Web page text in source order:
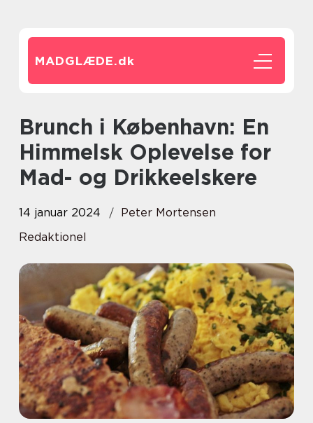
MADGLÆDE.dk
Brunch i København: En
Himmelsk Oplevelse for
Mad- og Drikkeelskere
14 januar 2024
Peter Mortensen
Redaktionel